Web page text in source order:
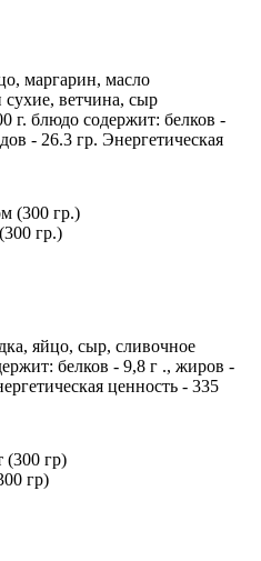
маргарин, масло
сухие, ветчина, сыр
г. блюдо содержит: белков -
- 26.3 гр. Энергетическая
гр.)
яйцо, сыр, сливочное
белков - 9,8 г ., жиров -
ценность - 335
гр)